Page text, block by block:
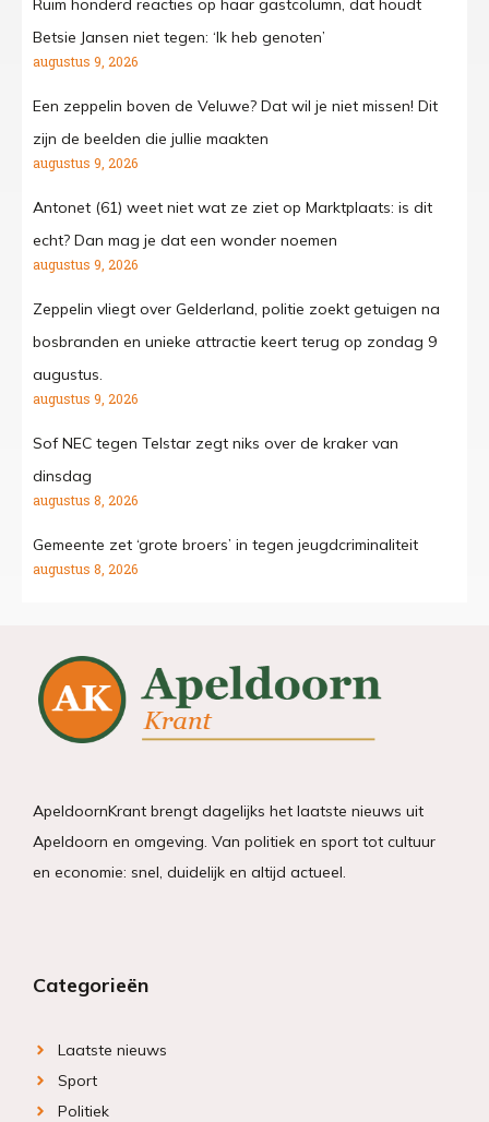
Ruim honderd reacties op haar gastcolumn, dat houdt
Betsie Jansen niet tegen: ‘Ik heb genoten’
augustus 9, 2026
Een zeppelin boven de Veluwe? Dat wil je niet missen! Dit
zijn de beelden die jullie maakten
augustus 9, 2026
Antonet (61) weet niet wat ze ziet op Marktplaats: is dit
echt? Dan mag je dat een wonder noemen
augustus 9, 2026
Zeppelin vliegt over Gelderland, politie zoekt getuigen na
bosbranden en unieke attractie keert terug op zondag 9
augustus.
augustus 9, 2026
Sof NEC tegen Telstar zegt niks over de kraker van
dinsdag
augustus 8, 2026
Gemeente zet ‘grote broers’ in tegen jeugdcriminaliteit
augustus 8, 2026
ApeldoornKrant brengt dagelijks het laatste nieuws uit
Apeldoorn en omgeving. Van politiek en sport tot cultuur
en economie: snel, duidelijk en altijd actueel.
Categorieën
Laatste nieuws
Sport
Politiek